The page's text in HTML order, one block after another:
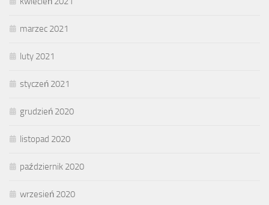
marzec 2021
luty 2021
styczeń 2021
grudzień 2020
listopad 2020
październik 2020
wrzesień 2020